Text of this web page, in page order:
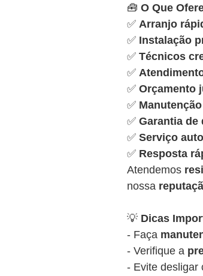
🧰 O Que
✅ Arranjo
✅ Instalação
✅ Técnicos
✅
✅ Orçamento
✅
✅ Garantia de
✅ Serviço
✅ Resposta
Atendemos
nossa
💡 Dicas
- Faça
- Verifique a
- Evite desligar